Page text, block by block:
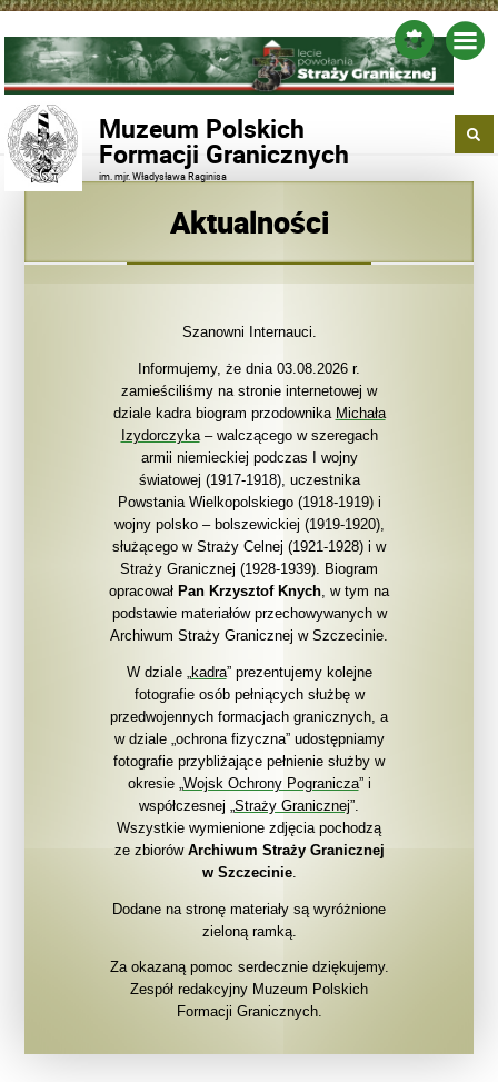
Muzeum Polskich
Formacji Granicznych
im. mjr. Władysława Raginisa
Aktualności
Szanowni Internauci.
Informujemy, że dnia 03.08.2026 r.
zamieściliśmy na stronie internetowej w
dziale kadra biogram przodownika Michała
Izydorczyka– walczącego w szeregach
armii niemieckiej podczas I wojny
światowej (1917-1918), uczestnika
Powstania Wielkopolskiego (1918-1919) i
wojny polsko – bolszewickiej (1919-1920),
służącego w Straży Celnej (1921-1928) i w
Straży Granicznej (1928-1939). Biogram
opracował Pan Krzysztof Knych , w tym na
podstawie materiałów przechowywanych w
Archiwum Straży Granicznej w Szczecinie.
W dziale „ kadra” prezentujemy kolejne
fotografie osób pełniących służbę w
przedwojennych formacjach granicznych, a
w dziale „ochrona fizyczna” udostępniamy
fotografie przybliżające pełnienie służby w
okresie „ Wojsk Ochrony Pogranicza” i
współczesnej „ Straży Granicznej”.
Wszystkie wymienione zdjęcia pochodzą
ze zbiorów Archiwum Straży Granicznej
w Szczecinie.
Dodane na stronę materiały są wyróżnione
zieloną ramką.
Za okazaną pomoc serdecznie dziękujemy.
Zespół redakcyjny Muzeum Polskich
Formacji Granicznych.